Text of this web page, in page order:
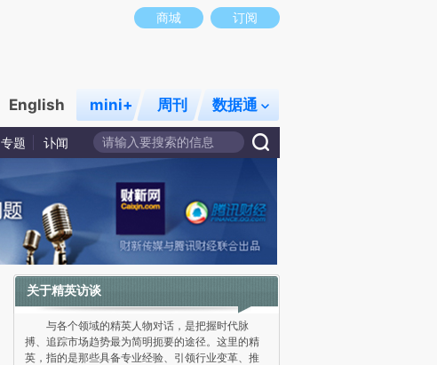
商城 订阅
English mini+ 周刊 数据通
专题 讣闻
关于精英访谈
与各个领域的精英人物对话，是把握时代脉
搏、追踪市场趋势最为简明扼要的途径。这里的精
英，指的是那些具备专业经验、引领行业变革、推